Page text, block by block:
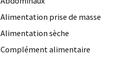
Alimentation prise de masse
Alimentation sèche
Complément alimentaire